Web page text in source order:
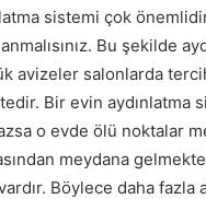
sistemi çok
Bu şekilde
avizeler salonlarda
Bir evin aydınlatma
o evde ölü noktalar
meydana
Böylece daha fazla